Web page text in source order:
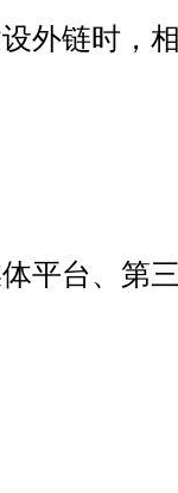
外链时，
平台、第